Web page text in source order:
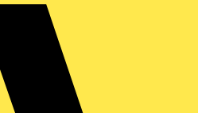
erhalten Sie stets aktuelle